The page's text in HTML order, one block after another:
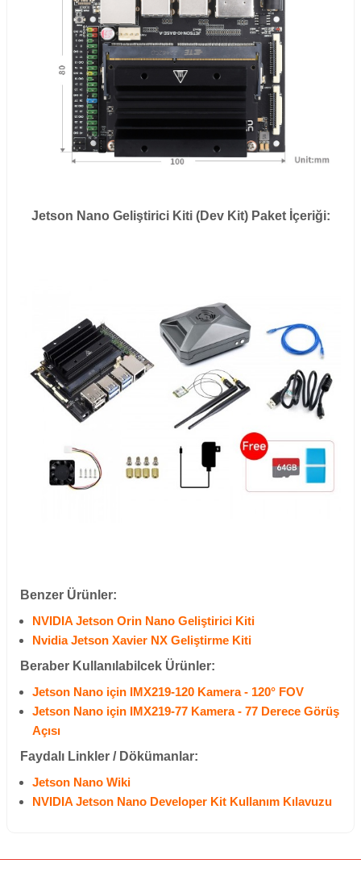
Jetson Nano Geliştirici Kiti (Dev Kit)Paket İçeriği:
Benzer Ürünler:
NVIDIA Jetson Orin Nano Geliştirici Kiti
Nvidia Jetson Xavier NX Geliştirme Kiti
Beraber Kullanılabilcek Ürünler:
Jetson Nano için IMX219-120 Kamera - 120° FOV
Jetson Nano için IMX219-77 Kamera - 77 Derece Görüş
Açısı
Faydalı Linkler / Dökümanlar:
Jetson Nano Wiki
NVIDIA Jetson Nano Developer Kit Kullanım Kılavuzu